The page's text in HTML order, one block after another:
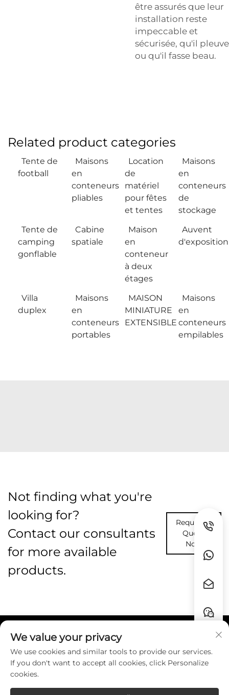
être assurés que leur
installation reste
impeccable et
sécurisée, qu'il pleuve
ou qu'il fasse beau.
Related product categories
Tente de
football
Maisons
en
conteneurs
pliables
Location
de
matériel
pour fêtes
et tentes
Maisons
en
conteneurs
de
stockage
Tente de
camping
gonflable
Cabine
spatiale
Maison
en
conteneur
à deux
étages
Auvent
d'exposition
Villa
duplex
Maisons
en
conteneurs
portables
MAISON
MINIATURE
EXTENSIBLE
Maisons
en
conteneurs
empilables
Not finding what you're
looking for?
Contact our consultants
for more available
products.
Request A
Quote
Now
Liens rapides
CONTACT
We value your privacy
We use cookies and similar tools to provide our services.
If you don't want to accept all cookies, click Personalize
cookies.